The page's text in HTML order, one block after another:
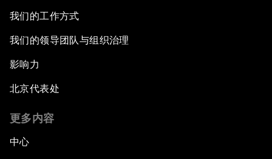
我们的工作方式
我们的领导团队与组织治理
影响力
北京代表处
更多内容
中心